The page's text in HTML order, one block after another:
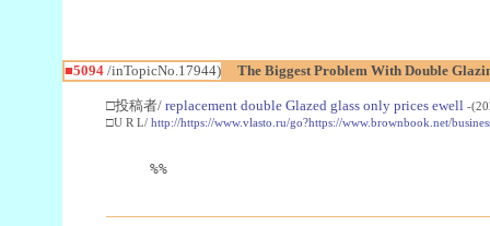
■5094/inTopicNo.17944) The Biggest Problem With Double
□投稿者/ replacement double Glazed glass only prices ewell -
□U R L/ http://https://www.vlasto.ru/go?https://www.brownbook.net/
%%